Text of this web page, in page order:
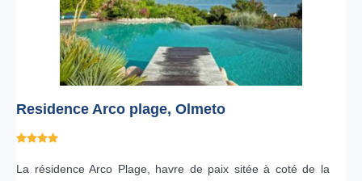
Residence Arco plage, Olmeto
La résidence Arco Plage, havre de paix sitée à coté de la